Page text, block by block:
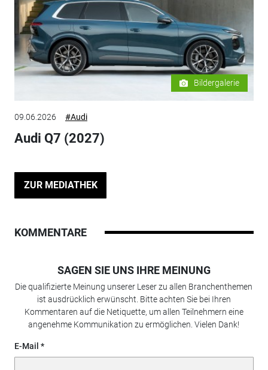
Bildergalerie
09.06.2026 #Audi
Audi Q7 (2027)
ZUR MEDIATHEK
KOMMENTARE
SAGEN SIE UNS IHRE MEINUNG
Die qualifizierte Meinung unserer Leser zu allen Branchenthemen
ist ausdrücklich erwünscht. Bitte achten Sie bei Ihren
Kommentaren auf die Netiquette, um allen Teilnehmern eine
angenehme Kommunikation zu ermöglichen. Vielen Dank!
E-Mail